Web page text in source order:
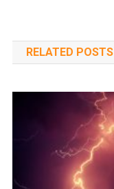
RELATED POSTS